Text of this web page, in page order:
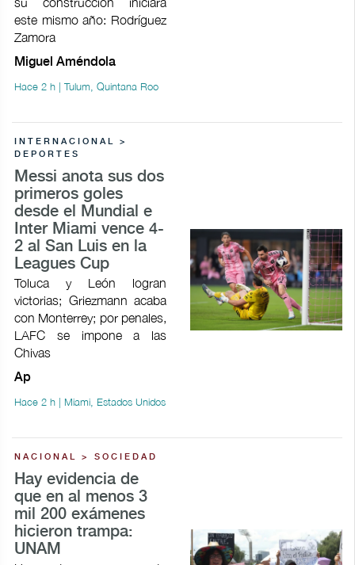
este mismo año: Rodríguez
Zamora
Miguel Améndola
Hace 2 h | Tulum, Quintana Roo
INTERNACIONAL >
DEPORTES
Messi anota sus dos
primeros goles
desde el Mundial e
Inter Miami vence 4-
2 al San Luis en la
Leagues Cup
Toluca y León logran
victorias; Griezmann acaba
con Monterrey; por penales,
LAFC se impone a las
Chivas
Ap
Hace 2 h | Miami, Estados Unidos
NACIONAL > SOCIEDAD
Hay evidencia de
que en al menos 3
mil 200 exámenes
hicieron trampa:
UNAM